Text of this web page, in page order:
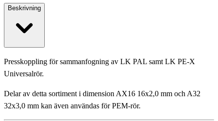
Beskrivning
Presskoppling för sammanfogning av LK PAL samt LK PE-X
Universalrör.
Delar av detta sortiment i dimension AX16 16x2,0 mm och A32
32x3,0 mm kan även användas för PEM-rör.